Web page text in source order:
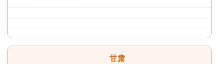
甘肃